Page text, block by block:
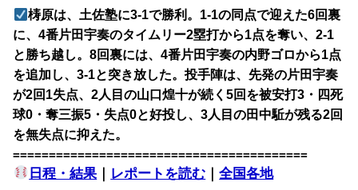
梼原は、土佐塾に3-1で勝利。1-1の同点で迎えた6回裏
に、4番片田宇奏のタイムリー2塁打から1点を奪い、2-1
と勝ち越し。8回裏には、4番片田宇奏の内野ゴロから1点
を追加し、3-1と突き放した。投手陣は、先発の片田宇奏
が2回1失点、2人目の山口煌十が続く5回を被安打3・四死
球0・奪三振5・失点0と好投し、3人目の田中駈が残る2回
を無失点に抑えた。
=========================================
日程・結果｜ レポートを読む ｜全国各地